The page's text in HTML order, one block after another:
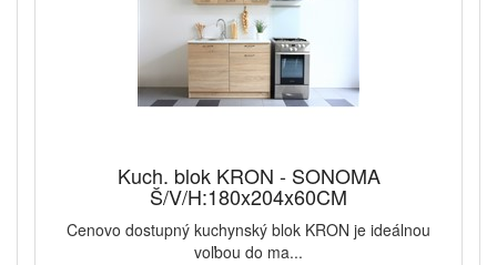
Kuch. blok KRON - SONOMA
Š/V/H:180x204x60CM
Cenovo dostupný kuchynský blok KRON je ideálnou
voľbou do ma...